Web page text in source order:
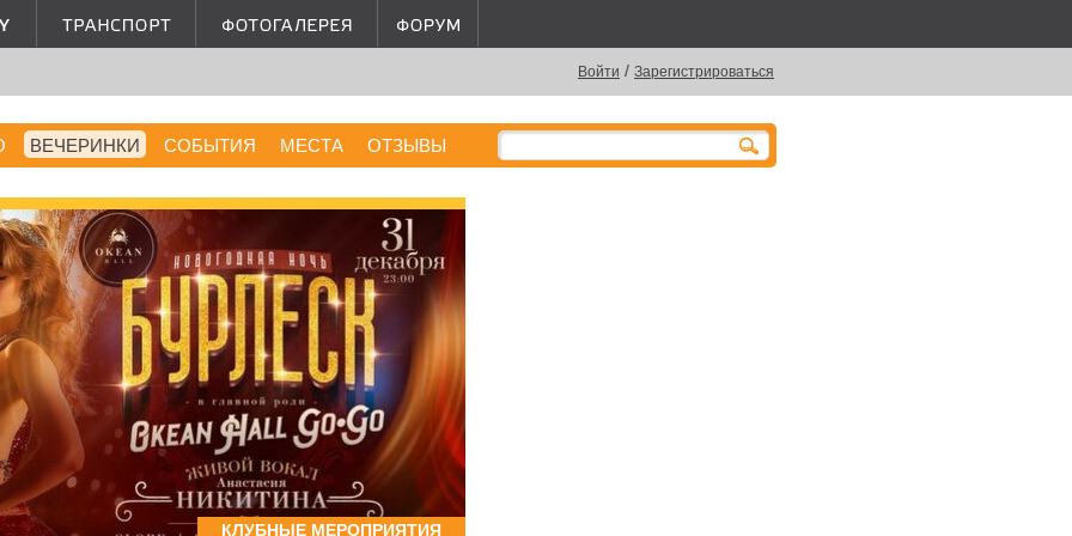
Войти / Зарегистрироваться
ВЕЧЕРИНКИ СОБЫТИЯ МЕСТА ОТЗЫВЫ
КЛУБНЫЕ МЕРОПРИЯТИЯ